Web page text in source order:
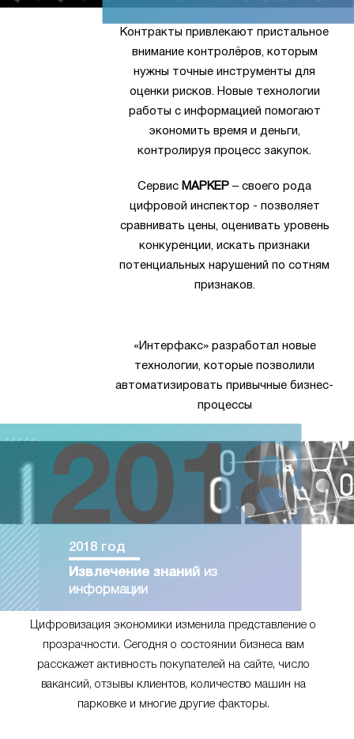
Контракты привлекают пристальное
внимание контролёров, которым
нужны точные инструменты для
оценки рисков. Новые технологии
работы с информацией помогают
экономить время и деньги,
контролируя процесс закупок.
Сервис МАРКЕР – своего рода
цифровой инспектор - позволяет
сравнивать цены, оценивать уровень
конкуренции, искать признаки
потенциальных нарушений по сотням
признаков.
«Интерфакс» разработал новые
технологии, которые позволили
автоматизировать привычные бизнес-
процессы
2018 год
Извлечение знаний из
информации
Цифровизация экономики изменила представление о
прозрачности. Сегодня о состоянии бизнеса вам
расскажет активность покупателей на сайте, число
вакансий, отзывы клиентов, количество машин на
парковке и многие другие факторы.